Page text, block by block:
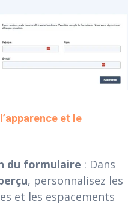
et le
du formulaire : Dans
, personnalisez les
et les espacements